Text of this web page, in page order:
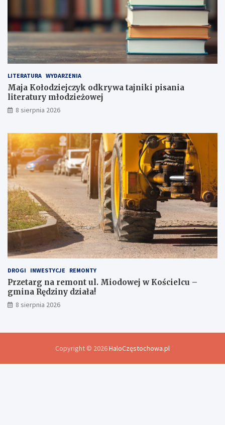
o
n
i
!
LITERATURA WYDARZENIA
Maja Kołodziejczyk odkrywa tajniki pisania
literatury młodzieżowej
8 sierpnia 2026
DROGI INWESTYCJE REMONTY
Przetarg na remont ul. Miodowej w Kościelcu –
gmina Rędziny działa!
8 sierpnia 2026
Copyright © 2026HaloCzęstochowa.pl